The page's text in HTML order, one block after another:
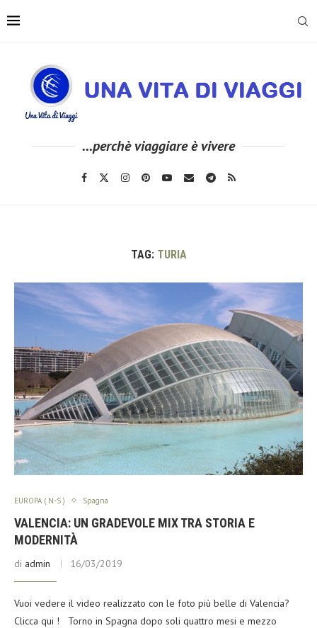
...perchè viaggiare è vivere
TAG: TURIA
EUROPA ( N-S ) Spagna
VALENCIA: UN GRADEVOLE MIX TRA STORIA E
MODERNITÀ
di admin 16/03/2019
Vuoi vedere il video realizzato con le foto più belle di Valencia?
Clicca qui ! Torno in Spagna dopo soli quattro mesi e mezzo